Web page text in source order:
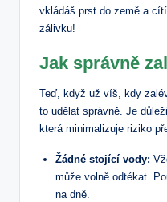
vkládáš prst do země a
zálivku!
Jak správně
Teď, když už víš, kdy
to udělat správně. Je
která minimalizuje riziko
Žádné stojící vody:
může volně odtékat.
na dně.